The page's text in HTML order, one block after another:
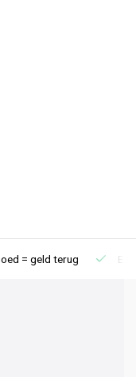
= geld terug